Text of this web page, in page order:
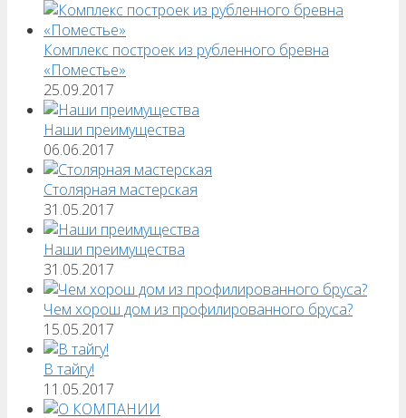
Комплекс построек из рубленного бревна
«Поместье»
25.09.2017
Наши преимущества
06.06.2017
Столярная мастерская
31.05.2017
Наши преимущества
31.05.2017
Чем хорош дом из профилированного бруса?
15.05.2017
В тайгу!
11.05.2017